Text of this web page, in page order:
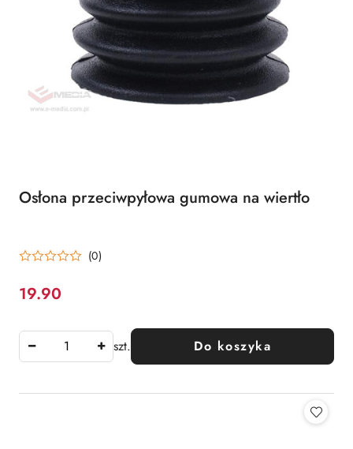
Osłona przeciwpyłowa gumowa na wiertło
(0)
Cena:
19.90
szt. Do koszyka